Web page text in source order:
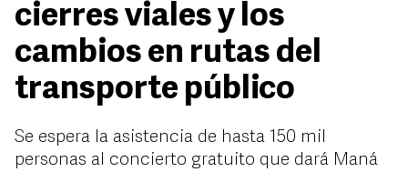
cierres viales y los
cambios en rutas del
transporte público
Se espera la asistencia de hasta 150 mil
personas al concierto gratuito que dará Maná